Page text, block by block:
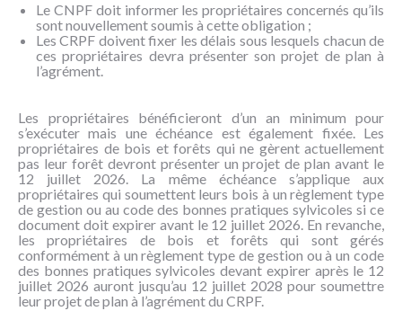
Le CNPF doit informer les propriétaires concernés qu’ils
sont nouvellement soumis à cette obligation ;
Les CRPF doivent fixer les délais sous lesquels chacun de
ces propriétaires devra présenter son projet de plan à
l’agrément.
Les propriétaires bénéficieront d’un an minimum pour
s’exécuter mais une échéance est également fixée. Les
propriétaires de bois et forêts qui ne gèrent actuellement
pas leur forêt devront présenter un projet de plan avant le
12 juillet 2026. La même échéance s’applique aux
propriétaires qui soumettent leurs bois à un règlement type
de gestion ou au code des bonnes pratiques sylvicoles si ce
document doit expirer avant le 12 juillet 2026. En revanche,
les propriétaires de bois et forêts qui sont gérés
conformément à un règlement type de gestion ou à un code
des bonnes pratiques sylvicoles devant expirer après le 12
juillet 2026 auront jusqu’au 12 juillet 2028 pour soumettre
leur projet de plan à l’agrément du CRPF.